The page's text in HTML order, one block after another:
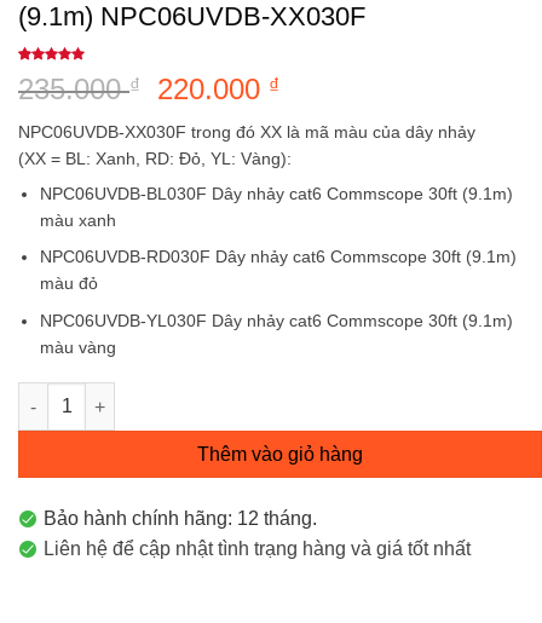
(9.1m) NPC06UVDB-XX030F
dựa trên
đánh giá
235.000₫
Giá
gốc
là:
235.000 ₫.
220.000 ₫
hiện
tại
là:
220.000 ₫.
NPC06UVDB-XX030F trong đó XX là mã màu của dây nhảy
(XX = BL: Xanh, RD: Đỏ, YL: Vàng):
NPC06UVDB-BL030F Dây nhảy cat6 Commscope 30ft (9.1m)
màu xanh
NPC06UVDB-RD030F Dây nhảy cat6 Commscope 30ft (9.1m)
màu đỏ
NPC06UVDB-YL030F Dây nhảy cat6 Commscope 30ft (9.1m)
màu vàng
Patch cord / Dây nhảy cat6 Commscope 30ft (9.1m)
Thêm vào giỏ hàng
Bảo hành chính hãng: 12 tháng.
Liên hệ để cập nhật tình trạng hàng và giá tốt nhất